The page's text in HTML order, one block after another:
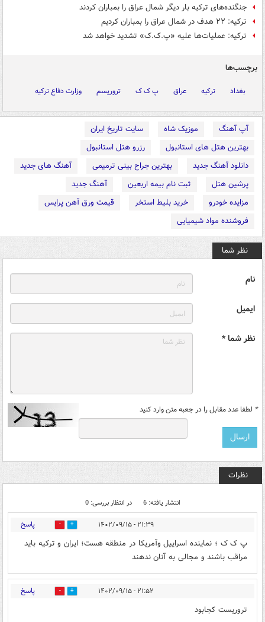
جنگنده‌های ترکیه بار دیگر شمال عراق را بمباران کردند
ترکیه: ۲۲ هدف در شمال عراق را بمباران کردیم
ترکیه: عملیات‌ها علیه «پ.ک.ک» تشدید خواهد شد
برچسب‌ها
بغداد ترکیه عراق پ ک ک تروریسم وزارت دفاع ترکیه
آپ آهنگ موزیک شاه
سایت تاریخ ایران
بهترین هتل های استانبول
رزرو هتل استانبول
دانلود آهنگ جدید
بهترین جراح بینی ترمیمی
آهنگ های جدید
پرشین هتل
ثبت نام بیمه اربعین
آهنگ جدید
مزایده خودرو
خرید بلیط استخر
قیمت ورق آهن پرایس
فروشنده مواد شیمیایی
نظر شما
نام
ایمیل
نظر شما *
* لطفا عدد مقابل را در جعبه متن وارد کنید
نظرات
انتشار یافته: 6 در انتظار بررسی: 0
۲۱:۳۹ - ۱۴۰۲/۰۹/۱۵ 4 پاسخ
پ ک ک ؛ نماینده اسراییل وآمریکا در منطقه هست؛ ایران و ترکیه باید
مراقب باشند و مجالی به آنان ندهند
۲۱:۵۲ - ۱۴۰۲/۰۹/۱۵ 0 پاسخ
تروریست کجابود